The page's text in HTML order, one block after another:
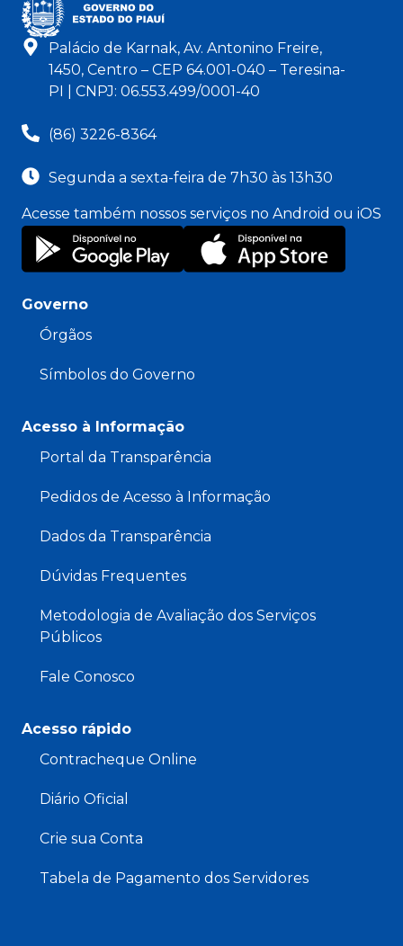
Palácio de Karnak, Av. Antonino Freire,
1450, Centro – CEP 64.001-040 – Teresina-
PI | CNPJ: 06.553.499/0001-40
(86) 3226-8364
Segunda a sexta-feira de 7h30 às 13h30
Acesse também nossos serviços no Android ou iOS
Governo
Órgãos
Símbolos do Governo
Acesso à Informação
Portal da Transparência
Pedidos de Acesso à Informação
Dados da Transparência
Dúvidas Frequentes
Metodologia de Avaliação dos Serviços
Públicos
Fale Conosco
Acesso rápido
Contracheque Online
Diário Oficial
Crie sua Conta
Tabela de Pagamento dos Servidores